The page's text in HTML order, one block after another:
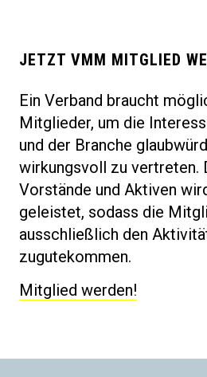
JETZT VMM MITGLIED
Ein Verband braucht
Mitglieder, um die
und der Branche
wirkungsvoll zu vertreten.
Vorstände und Aktiven
geleistet, sodass die
ausschließlich den
zugutekommen.
Mitglied werden!